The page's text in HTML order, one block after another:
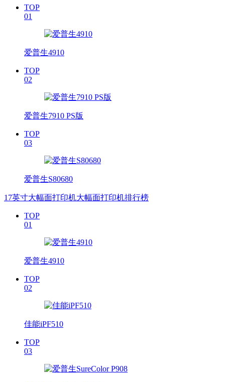
TOP
01
爱普生4910
TOP
02
爱普生7910 PS版
TOP
03
爱普生S80680
17英寸大幅面打印机大幅面打印机排行榜
TOP
01
爱普生4910
TOP
02
佳能iPF510
TOP
03